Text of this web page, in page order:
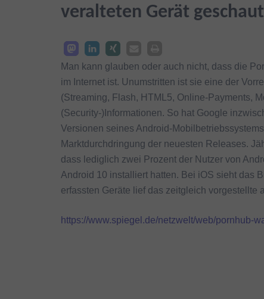
veralteten Gerät
Man kann glauben oder auch nicht, dass die
im Internet ist. Unumstritten ist sie eine der
(Streaming, Flash, HTML5, Online-Payments,
(Security-)Informationen. So hat Google
Versionen seines Android-
Marktdurchdringung der neuesten Releases.
dass lediglich zwei Prozent der Nutzer von
Android 10 installiert hatten. Bei iOS sieht das
erfassten Geräte lief das zeitgleich vorgestellte
https://www.spiegel.de/netzwelt/web/pornhub-